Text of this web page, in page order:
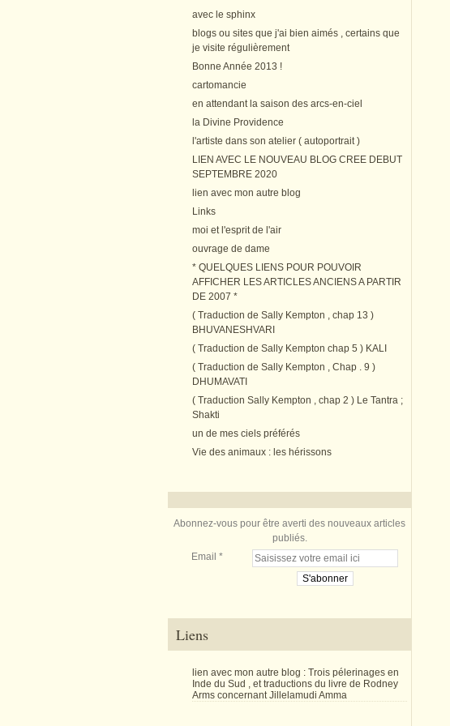
avec le sphinx
blogs ou sites que j'ai bien aimés , certains que
je visite régulièrement
Bonne Année 2013 !
cartomancie
en attendant la saison des arcs-en-ciel
la Divine Providence
l'artiste dans son atelier ( autoportrait )
LIEN AVEC LE NOUVEAU BLOG CREE DEBUT
SEPTEMBRE 2020
lien avec mon autre blog
Links
moi et l'esprit de l'air
ouvrage de dame
* QUELQUES LIENS POUR POUVOIR
AFFICHER LES ARTICLES ANCIENS A PARTIR
DE 2007 *
( Traduction de Sally Kempton , chap 13 )
BHUVANESHVARI
( Traduction de Sally Kempton chap 5 ) KALI
( Traduction de Sally Kempton , Chap . 9 )
DHUMAVATI
( Traduction Sally Kempton , chap 2 ) Le Tantra ;
Shakti
un de mes ciels préférés
Vie des animaux : les hérissons
Abonnez-vous pour être averti des nouveaux articles
publiés.
Email
Liens
lien avec mon autre blog : Trois pélerinages en
Inde du Sud , et traductions du livre de Rodney
Arms concernant Jillelamudi Amma